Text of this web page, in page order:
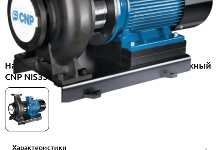
Насос консольно-моноблочный центробежный
CNP NIS350-300-315/185SWH
Характеристики